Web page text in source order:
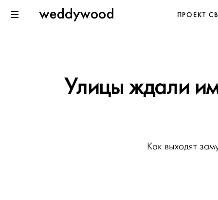
к содержанию
WeddywoodПРОЕКТ
Улицы ждали
Как выходят